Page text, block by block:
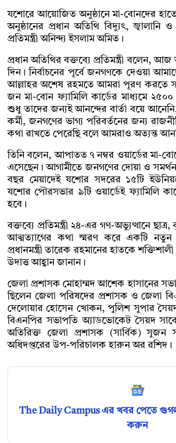
যশোরে আয়োজিত অনুষ্ঠানে মা-বোনদের হাতে
অনুষ্ঠানের প্রধান অতিথি বিদ্যুৎ, জ্বালানি
প্রতিমন্ত্রী অনিন্দ্য ইসলাম অমিত।
প্রধান অতিথির বক্তব্যে প্রতিমন্ত্রী বলেন,
দিন। নির্বাচনের পূর্বে জনগণকে দেওয়া
আল্লাহর অশেষ রহমতে আমরা পূরণ করতে
জন মা-বোন ফ্যামিলি কার্ডের মাধ্যমে
শুধু তাদের জন্যই আনন্দের বার্তা বয়ে
কর্মী, জনগণের ভাগ্য পরিবর্তনের জন্য
কথা রাখতে পেরেছি বলে আমরাও অত্যন্ত
তিনি বলেন, আপাতত ৭ নম্বর ওয়ার্ডের মা-
এসেছেন। আগামীতে জনগণের দোয়া ও
বছর মেয়াদেই যশোর সদরের ১৫টি
যশোর পৌরসভার ৯টি ওয়ার্ডেই ফ্যামিলি
হবে।
বক্তব্যে প্রতিমন্ত্রী ২৪-এর গণ-অভ্যুত্থানে
আত্মত্যাগের কথা স্মরণ করে একটি নতুন
প্রধানমন্ত্রী তারেক রহমানের হাতকে
উদাত্ত আহ্বান জানান।
জেলা প্রশাসক মোহাম্মদ আশেক হাসানের
ছিলেন জেলা পরিষদের প্রশাসক ও জেলা
দেলোয়ার হোসেন খোকন, পুলিশ সুপার
বিএনপির সভাপতি অ্যাডভোকেট সৈয়দ
অতিরিক্ত জেলা প্রশাসক (সার্বিক) সুজন
অধিদপ্তরের উপ-পরিচালক হারুন অর রশিদ।
The Daily Campus এর খবর পেতে
করুন